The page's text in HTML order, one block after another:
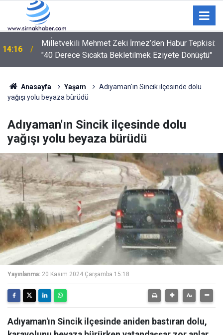
14:16
Milletvekili Mehmet Zeki İrmez’den Habur Tepkisi:
"40 Derece Sıcakta Bekletilmek Eziyete Dönüştü"
Anasayfa Yaşam
Adıyaman'ın Sincik ilçesinde dolu
yağışı yolu beyaza bürüdü
Adıyaman'ın Sincik ilçesinde dolu
yağışı yolu beyaza bürüdü
Yayınlanma: 20 Kasım 2024 Çarşamba 15:18
Adıyaman'ın Sincik ilçesinde aniden bastıran dolu,